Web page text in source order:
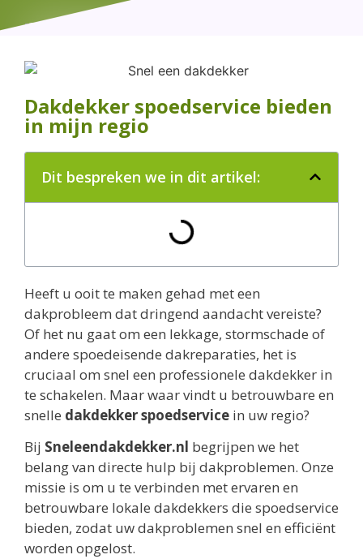
Dakdekker spoedservice bieden
in mijn regio
Dit bespreken we in dit artikel:
Heeft u ooit te maken gehad met een
dakprobleem dat dringend aandacht vereiste?
Of het nu gaat om een lekkage, stormschade of
andere spoedeisende dakreparaties, het is
cruciaal om snel een professionele dakdekker in
te schakelen. Maar waar vindt u betrouwbare en
snelle dakdekker spoedservice in uw regio?
Bij Sneleendakdekker.nl begrijpen we het
belang van directe hulp bij dakproblemen. Onze
missie is om u te verbinden met ervaren en
betrouwbare lokale dakdekkers die spoedservice
bieden, zodat uw dakproblemen snel en efficiënt
worden opgelost.